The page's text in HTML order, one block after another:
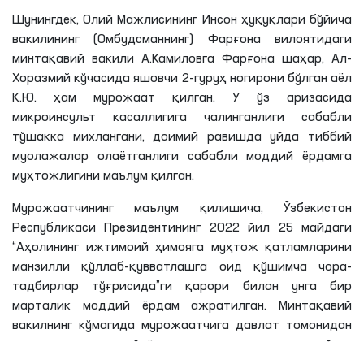
Шунингдек, Олий Мажлисининг Инсон ҳуқуқлари бўйича
вакилининг (Омбудсманнинг) Фарғона вилоятидаги
минтақавий вакили А.Камиловга Фарғона шаҳар, Ал-
Хоразмий кўчасида яшовчи 2-гуруҳ ногирони бўлган аёл
К.Ю. ҳам мурожаат қилган. У ўз аризасида
микроинсульт касаллигига чалинганлиги сабабли
тўшакка михлангани, доимий равишда уйда тиббий
муолажалар олаётганлиги сабабли моддий ёрдамга
муҳтожлигини маълум қилган.
Мурожаатчининг маълум қилишича, Ўзбекистон
Республикаси Президентининг 2022 йил 25 майдаги
“Аҳолининг ижтимоий ҳимояга муҳтож қатламларини
манзилли қўллаб-қувватлашга оид қўшимча чора-
тадбирлар тўғрисида”ги қарори билан унга бир
марталик моддий ёрдам ажратилган. Минтақавий
вакилнинг кўмагида мурожаатчига давлат томонидан